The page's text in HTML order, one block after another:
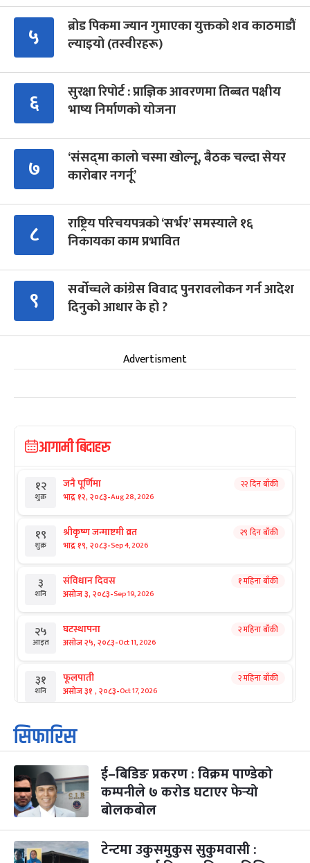
५
ब्रोड पिकमा ज्यान गुमाएका युक्तको शव काठमाडौं
ल्याइयो (तस्वीरहरू)
६
सुरक्षा रिपोर्ट : प्राज्ञिक आवरणमा तिब्बत पक्षीय
भाष्य निर्माणको योजना
७
‘संसद्‍मा कालो चस्मा खोल्नू, बैठक चल्दा सेयर
कारोबार नगर्नू’
८
राष्ट्रिय परिचयपत्रको ‘सर्भर’ समस्याले १६
निकायका काम प्रभावित
९
सर्वोच्चले कांग्रेस विवाद पुनरावलोकन गर्न आदेश
दिनुको आधार के हो ?
Advertisment
आगामी बिदाहरु
१२
शुक्र
जनै पूर्णिमा
भाद्र १२, २०८३-Aug 28, 2026
२२ दिन बाँकी
१९
शुक्र
श्रीकृष्ण जन्माष्टमी व्रत
भाद्र १९, २०८३-Sep 4, 2026
२९ दिन बाँकी
३
शनि
संविधान दिवस
असोज ३, २०८३-Sep 19, 2026
१ महिना बाँकी
२५
आइत
घटस्थापना
असोज २५, २०८३-Oct 11, 2026
२ महिना बाँकी
३१
शनि
फूलपाती
असोज ३१ , २०८३-Oct 17, 2026
२ महिना बाँकी
१
आइत
कार्तिक सङ्क्रान्ति
कार्तिक १, २०८३
३
मंगल
महानवमी
कार्तिक ३, २०८३-Oct 20, 2026
२ महिना बाँकी
४ विजयादशमी
सिफारिस
ई–बिडिङ प्रकरण : विक्रम पाण्डेको
कम्पनीले ७ करोड घटाएर फेर्‍यो
बोलकबोल
टेन्टमा उकुसमुकुस सुकुमवासी :